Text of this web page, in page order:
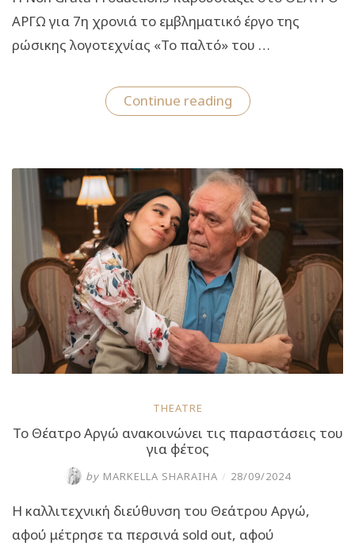
ΑΡΓΩ για 7η χρονιά το εμβληματικό έργο της
ρώσικης λογοτεχνίας «Το παλτό» του …
Continue reading““Το
παλτό”
Από
τις
2
Δεκεμβρίου
στο
θέατρο
Αργώ”
THEATRE
Το Θέατρο Αργώ ανακοινώνει τις παραστάσεις του
για φέτος
by MARKELLA SHARAIHA / 28/09/2024
H καλλιτεχνική διεύθυνση του Θεάτρου Αργώ,
αφού μέτρησε τα περσινά sold out, αφού